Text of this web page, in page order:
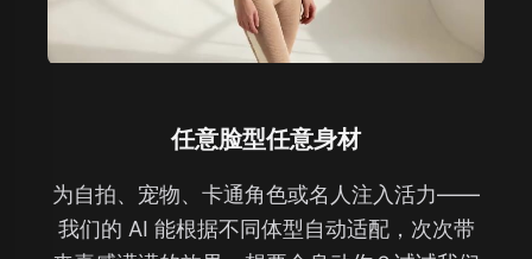
任意脸型任意身材
为自拍、宠物、卡通角色或名人注入活力——
我们的 AI 能根据不同体型自动适配，次次带